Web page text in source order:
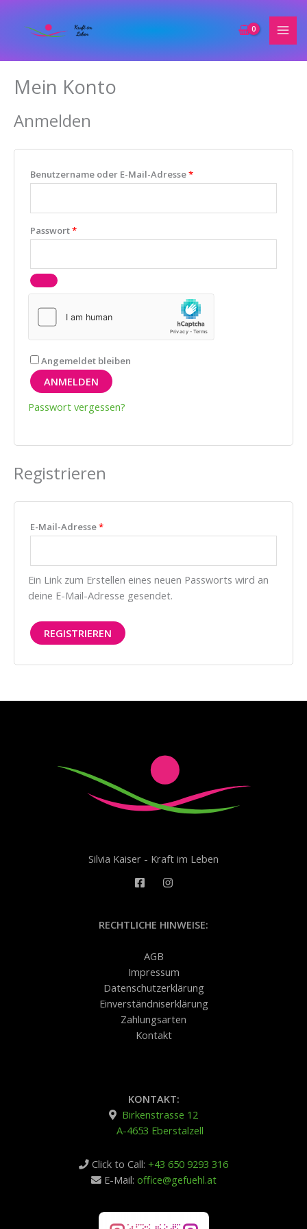
Inhalt
springen
Mein Konto
Anmelden
Benutzername oder E-Mail-Adresse*
Passwort*
Erforderlich
Angemeldet bleiben
ANMELDEN
Passwort vergessen?
Registrieren
E-Mail-Adresse*
Erforderlich
Ein Link zum Erstellen eines neuen Passworts wird an
deine E-Mail-Adresse gesendet.
REGISTRIEREN
Silvia Kaiser - Kraft im Leben
RECHTLICHE HINWEISE:
AGB
Impressum
Datenschutzerklärung
Einverständniserklärung
Zahlungsarten
Kontakt
KONTAKT:
Birkenstrasse 12
A-4653 Eberstalzell
Click to Call: +43 650 9293 316
E-Mail: office@gefuehl.at